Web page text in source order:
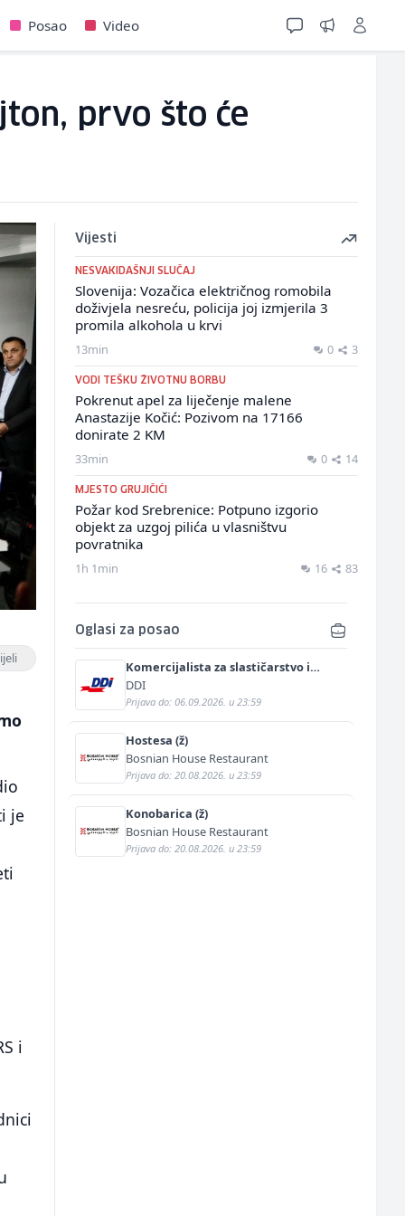
Posao Video
prvo što će
je
i
Vijesti
NESVAKIDAŠNJI SLUČAJ
Slovenija: Vozačica električnog romobila
doživjela nesreću, policija joj izmjerila 3
promila alkohola u krvi
13min 0 3
VODI TEŠKU ŽIVOTNU BORBU
Pokrenut apel za liječenje malene
Anastazije Kočić: Pozivom na 17166
donirate 2 KM
33min 0 14
MJESTO GRUJIČIĆI
Požar kod Srebrenice: Potpuno izgorio
objekt za uzgoj pilića u vlasništvu
povratnika
1h 1min 16 83
Oglasi za posao
Komercijalista za slastičarstvo i
pekarstvo (m/ž)
DDI
Prijava do: 06.09.2026. u 23:59
Hostesa (ž)
Bosnian House Restaurant
Prijava do: 20.08.2026. u 23:59
Konobarica (ž)
Bosnian House Restaurant
Prijava do: 20.08.2026. u 23:59